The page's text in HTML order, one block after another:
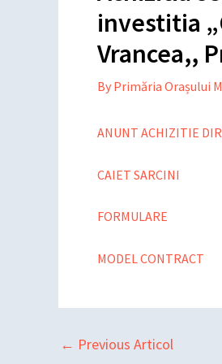
investitia
Vrancea,,
By Primăria Orașului
ANUNT ACHIZITIE
CAIET SARCINI
FORMULARE
MODEL CONTRACT
← Previous Articol